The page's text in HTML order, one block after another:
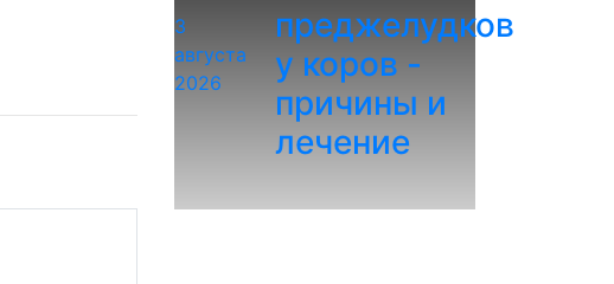
3
августа
2026
преджелудков
у коров -
причины и
лечение